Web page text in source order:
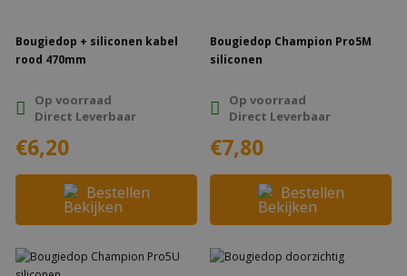
Bougiedop + siliconen kabel
rood 470mm
Op voorraad
Direct Leverbaar
€6,20
Bestellen
Bougiedop Champion Pro5M
siliconen
Op voorraad
Direct Leverbaar
€7,80
Bestellen